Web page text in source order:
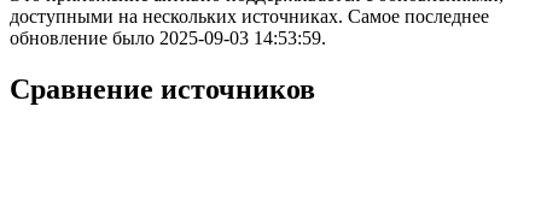
доступными на нескольких источниках. Самое последнее
обновление было 2025-09-03 14:53:59.
Сравнение источников